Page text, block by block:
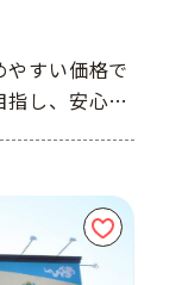
すい価格で
し、安心・